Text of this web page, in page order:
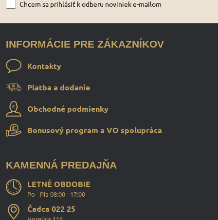
Chcem sa prihlásiť k odberu noviniek e-mailom
INFORMÁCIE PRE ZÁKAZNÍKOV
Kontakty
Platba a dodanie
Obchodné podmienky
Bonusový program a VO spolupráca
KAMENNÁ PREDAJŇA
LETNÉ OBDOBIE
Po - Pia 08:00 - 17:00
Čadca 022 25